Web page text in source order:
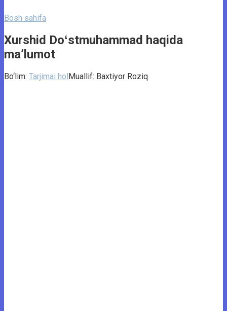
Bosh sahifa
Xurshid Doʻstmuhammad haqida
ma’lumot
Bo‘lim: Tarjimai holMuallif: Baxtiyor Roziq